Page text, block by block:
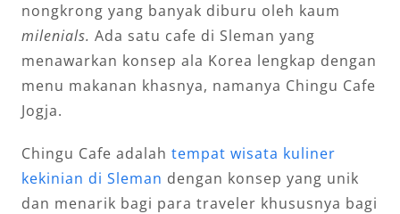
nongkrong yang banyak diburu oleh kaum
milenials. Ada satu cafe di Sleman yang
menawarkan konsep ala Korea lengkap dengan
menu makanan khasnya, namanya Chingu Cafe
Jogja.
Chingu Cafe adalah tempat wisata kuliner
kekinian di Sleman dengan konsep yang unik
dan menarik bagi para traveler khususnya bagi